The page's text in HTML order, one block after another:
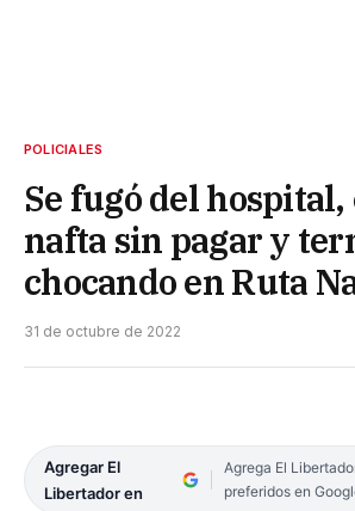
POLICIALES
Se fugó del hospital,
nafta sin pagar y
chocando en Ruta
31 de octubre de 2022
Agregar El
Libertador en
Agrega El
preferidos en